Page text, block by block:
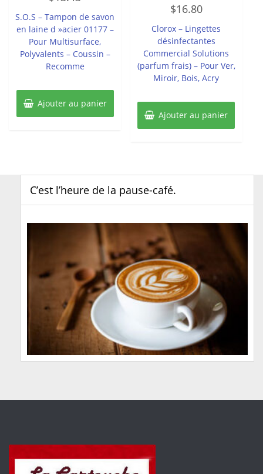
sur
S.O.S – Tampon de savon
en laine d »acier 01177 –
Pour Multisurface,
Polyvalents – Coussin –
Recomme
Ajouter au panier
0
sur
$16.80
Clorox – Lingettes
désinfectantes
Commercial Solutions
(parfum frais) – Pour Ver,
Miroir, Bois, Acry
Ajouter au panier
C’est l’heure de la pause-café.